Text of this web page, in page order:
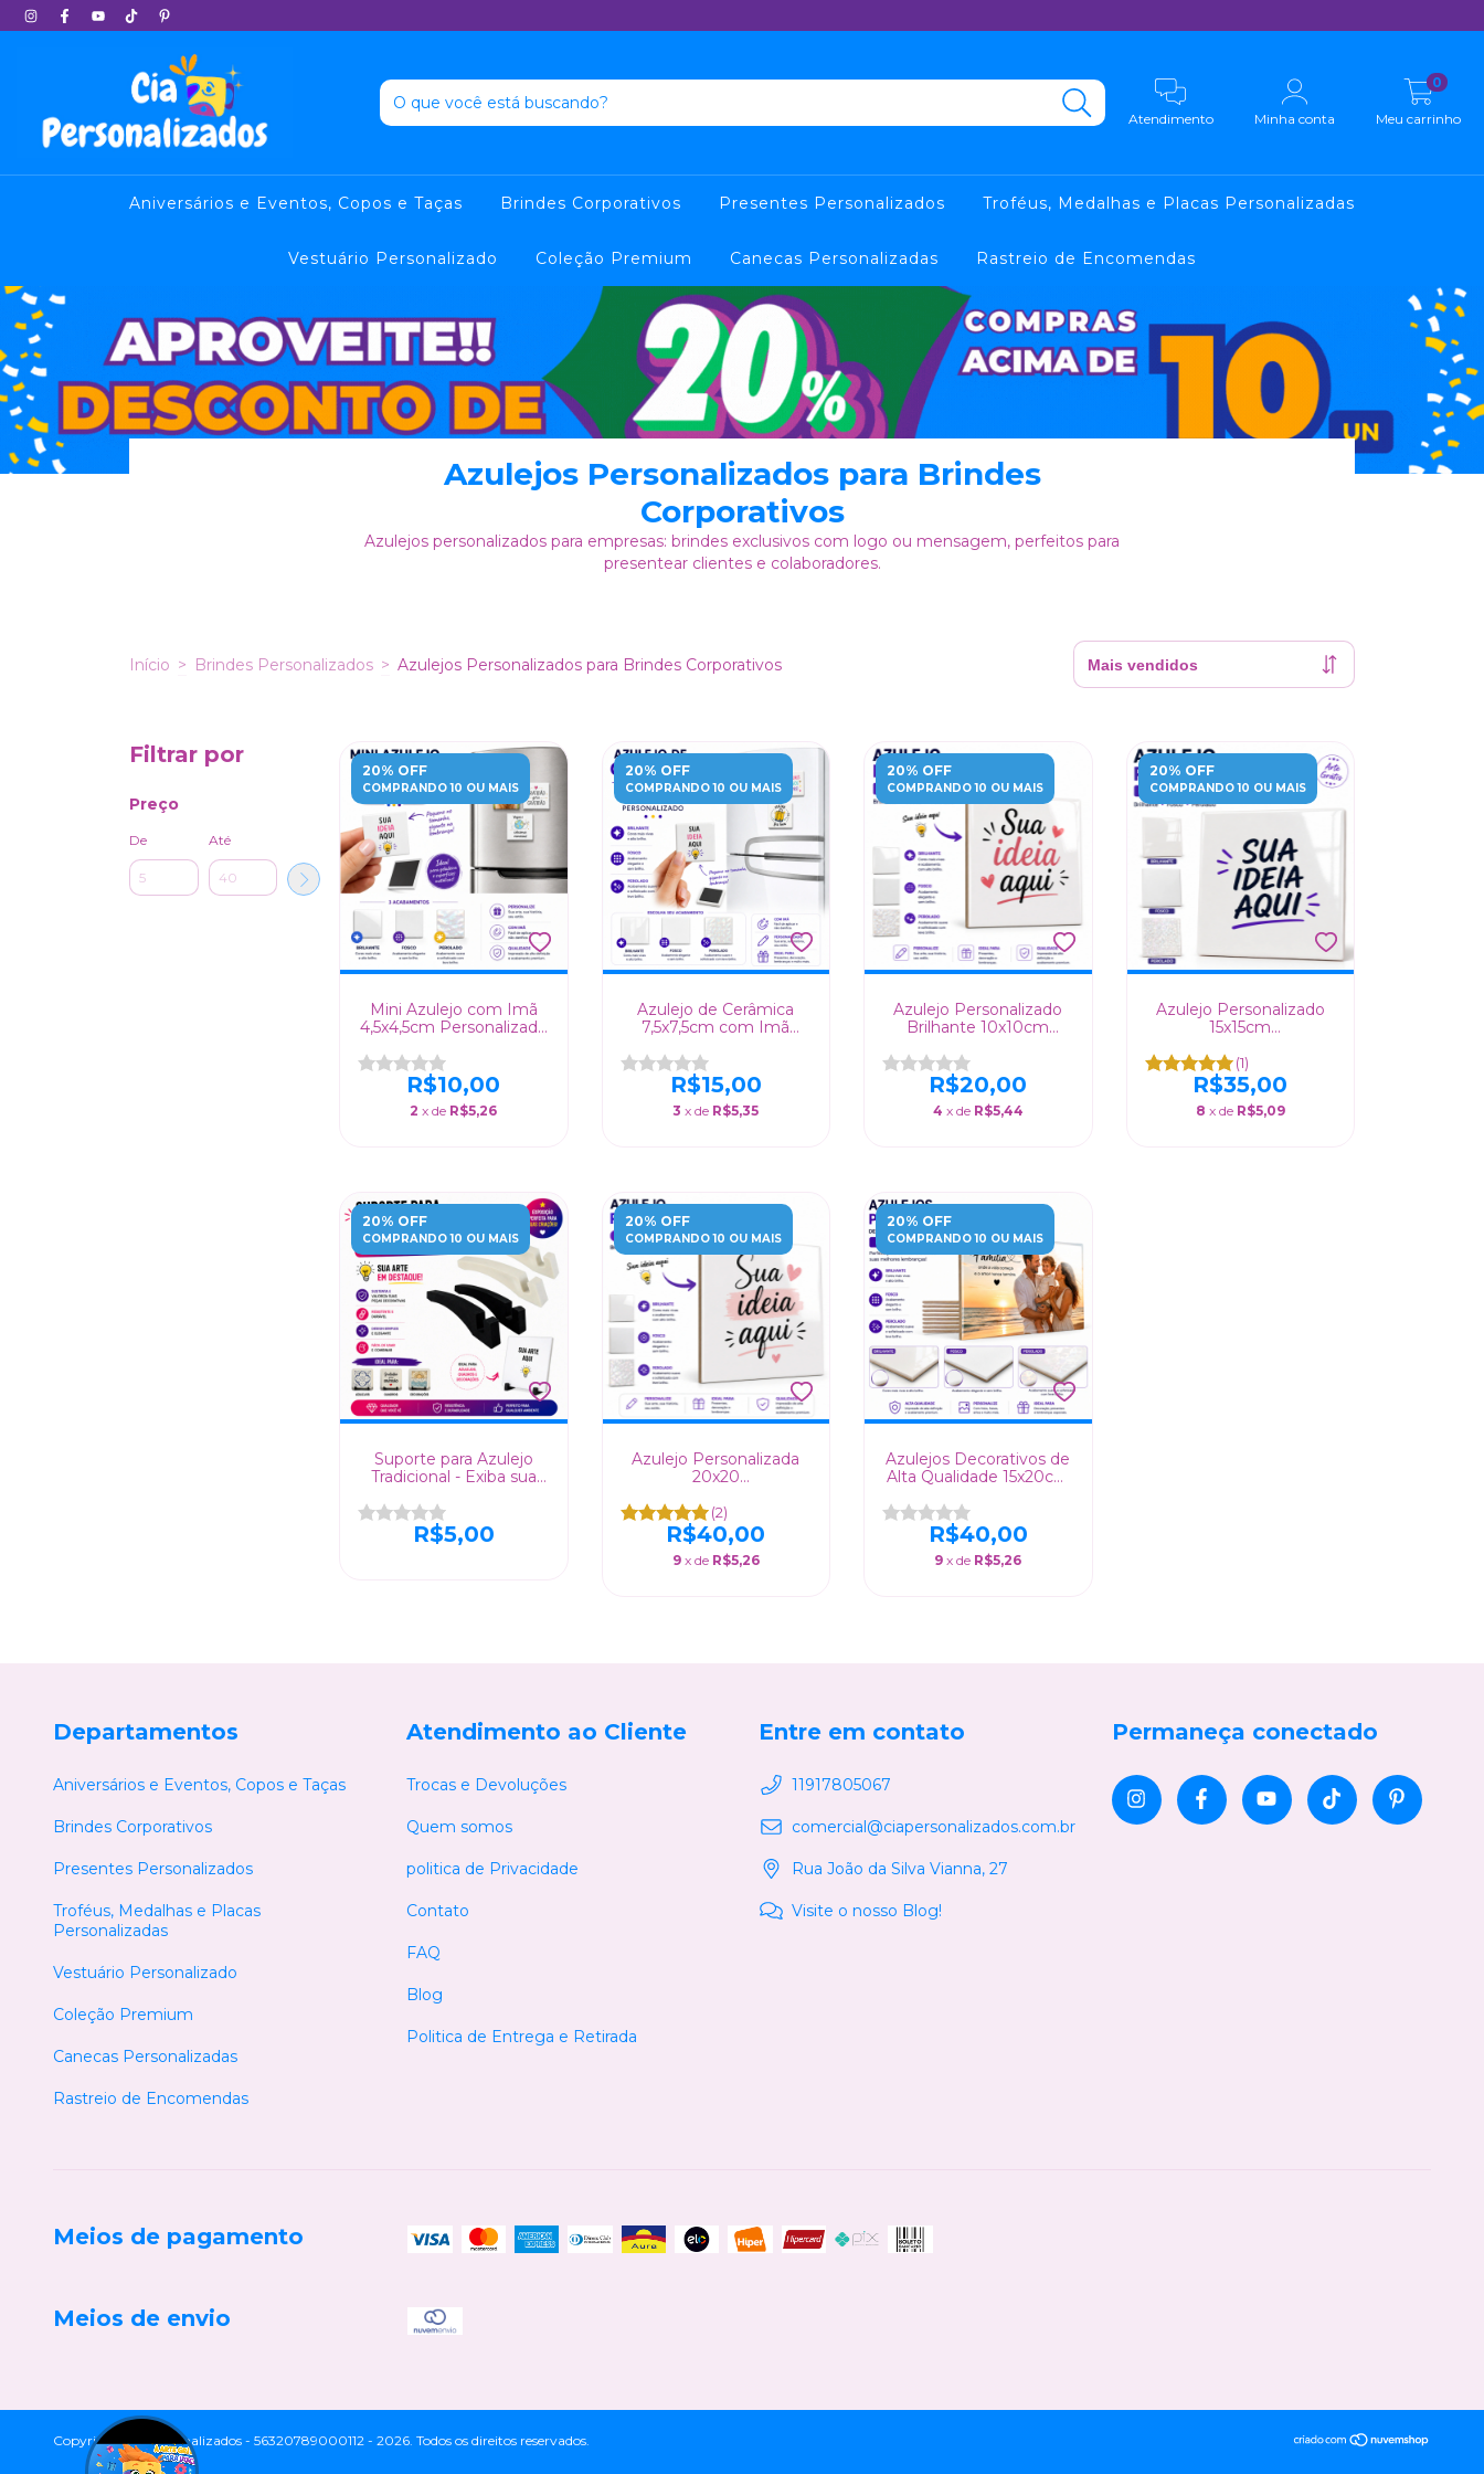
Atendimento Minha conta Meu carrinho
0
Aniversários e Eventos, Copos e Taças Brindes Corporativos Presentes Personalizados Troféus, Medalhas e Placas Personalizadas
Vestuário Personalizado Coleção Premium Canecas Personalizadas Rastreio de Encomendas
Azulejos Personalizados para Brindes
Corporativos
Azulejos personalizados para empresas: brindes exclusivos com logo ou mensagem, perfeitos para
presentear clientes e colaboradores.
Início > Brindes Personalizados > Azulejos Personalizados para Brindes Corporativos
Filtrar por
Preço
De Até
20% OFF
COMPRANDO 10 OU MAIS
Mini Azulejo com Imã
4,5x4,5cm Personalizado
R$10,00
2 x de R$5,26
20% OFF
COMPRANDO 10 OU MAIS
Azulejo de Cerâmica
7,5x7,5cm com Imã
Brilhante/Fosco/Perolado
R$15,00
3 x de R$5,35
20% OFF
COMPRANDO 10 OU MAIS
Azulejo Personalizado
Brilhante 10x10cm
R$20,00
4 x de R$5,44
20% OFF
COMPRANDO 10 OU MAIS
Azulejo Personalizado
15x15cm
(1)
R$35,00
8 x de R$5,09
20% OFF
COMPRANDO 10 OU MAIS
Suporte para Azulejo
Tradicional - Exiba sua
R$5,00
20% OFF
COMPRANDO 10 OU MAIS
Azulejo Personalizada
20x20
(2)
R$40,00
9 x de R$5,26
20% OFF
COMPRANDO 10 OU MAIS
Azulejos Decorativos de
Alta Qualidade 15x20cm
Fotos
Brilhante/Fosco/Perolado
R$40,00
9 x de R$5,26
Departamentos
Aniversários e Eventos, Copos e Taças
Brindes Corporativos
Presentes Personalizados
Troféus, Medalhas e Placas
Personalizadas
Vestuário Personalizado
Coleção Premium
Canecas Personalizadas
Rastreio de Encomendas
Atendimento ao Cliente
Trocas e Devoluções
Quem somos
politica de Privacidade
Contato
FAQ
Blog
Politica de Entrega e Retirada
Entre em contato
11917805067
comercial@ciapersonalizados.com.br
Rua João da Silva Vianna, 27
Visite o nosso Blog!
Permaneça conectado
Meios de pagamento
Meios de envio
Copyright Cia Personalizados - 56320789000112 - 2026. Todos os direitos reservados.